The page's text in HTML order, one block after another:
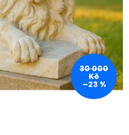
30 000
Kč
–23 %